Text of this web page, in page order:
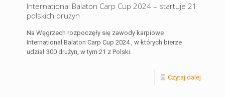
International Balaton Carp Cup 2024 – startuje 21
polskich drużyn
Na Węgrzech rozpoczęły się zawody karpiowe
International Balaton Carp Cup 2024 , w których bierze
udział 300 drużyn, w tym 21 z Polski.
Czytaj dalej